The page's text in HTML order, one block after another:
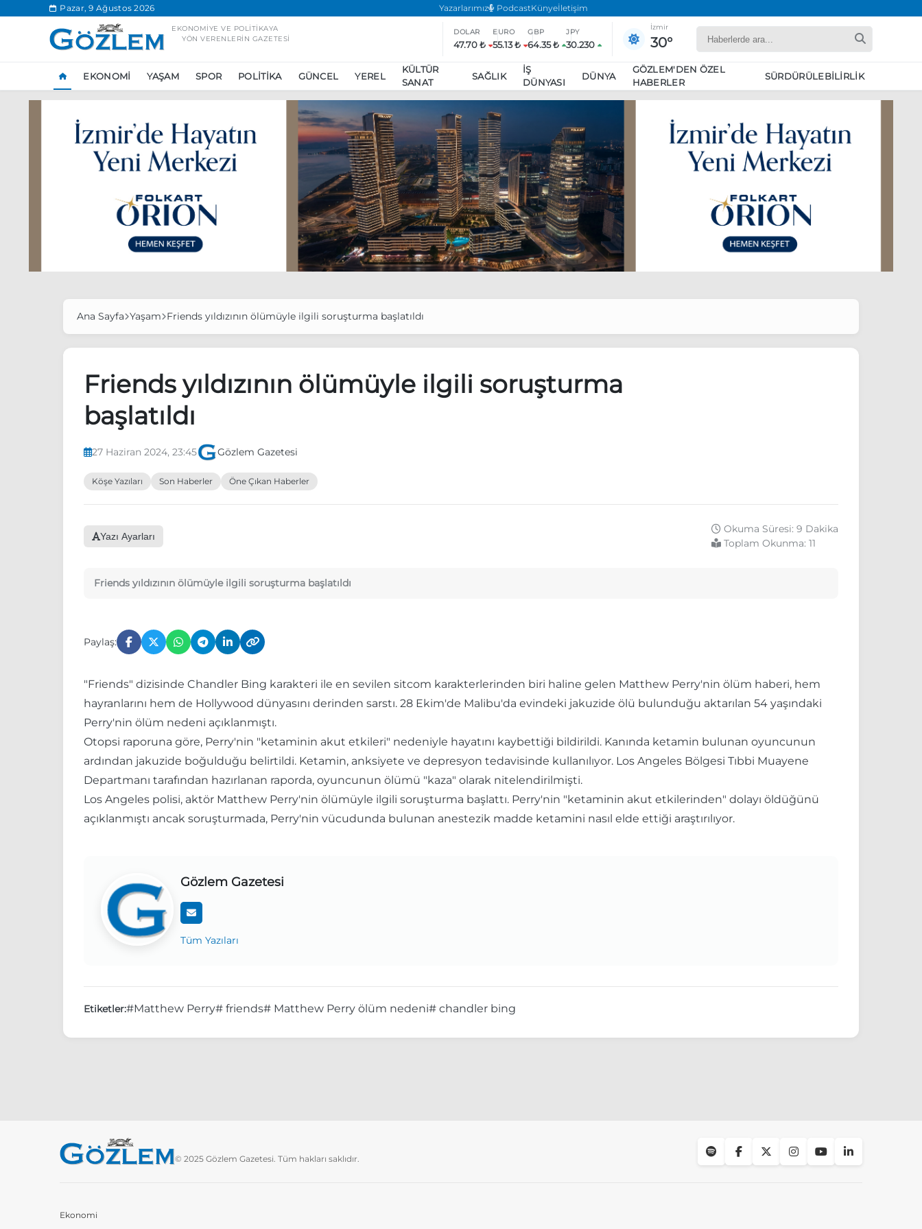
Pazar, 9 Ağustos 2026 Yazarlarımız PodcastKünyeİletişim
EKONOMIYE VE POLITIKAYA
YÖN VERENLERIN GAZETESI
DOLAR
47.70 ₺
EURO
55.13 ₺
GBP
64.35 ₺
JPY
30.230
İzmir
30°
EKONOMI YAŞAM SPOR POLITIKA GÜNCEL YEREL
KÜLTÜR
SANAT
SAĞLIK
İŞ
DÜNYASI
DÜNYA
GÖZLEM'DEN ÖZEL
HABERLER
SÜRDÜRÜLEBILIRLIK
Ankara’da eylem yasağı uzatıldı
Özgür Özel, Ekrem İmamoğlu’nu ziyaret edecek
Ünlü çift bir etkinliğe daha katılmama kararı aldı
Boykot
Ana Sayfa Yaşam Friends yıldızının ölümüyle ilgili soruşturma başlatıldı
Friends yıldızının ölümüyle ilgili soruşturma
başlatıldı
27 Haziran 2024, 23:45 Gözlem Gazetesi
Köşe Yazıları Son Haberler Öne Çıkan Haberler
Yazı Ayarları
Okuma Süresi: 9 Dakika
Toplam Okunma: 11
Friends yıldızının ölümüyle ilgili soruşturma başlatıldı
Paylaş:
"Friends" dizisinde Chandler Bing karakteri ile en sevilen sitcom karakterlerinden biri haline gelen Matthew Perry'nin ölüm haberi, hem
hayranlarını hem de Hollywood dünyasını derinden sarstı. 28 Ekim'de Malibu'da evindeki jakuzide ölü bulunduğu aktarılan 54 yaşındaki
Perry'nin ölüm nedeni açıklanmıştı.
Otopsi raporuna göre, Perry'nin "ketaminin akut etkileri" nedeniyle hayatını kaybettiği bildirildi. Kanında ketamin bulunan oyuncunun
ardından jakuzide boğulduğu belirtildi. Ketamin, anksiyete ve depresyon tedavisinde kullanılıyor. Los Angeles Bölgesi Tıbbi Muayene
Departmanı tarafından hazırlanan raporda, oyuncunun ölümü "kaza" olarak nitelendirilmişti.
Los Angeles polisi, aktör Matthew Perry'nin ölümüyle ilgili soruşturma başlattı. Perry'nin "ketaminin akut etkilerinden" dolayı öldüğünü
açıklanmıştı ancak soruşturmada, Perry'nin vücudunda bulunan anestezik madde ketamini nasıl elde ettiği araştırılıyor.
Gözlem Gazetesi
Tüm Yazıları
Etiketler:#Matthew Perry# friends# Matthew Perry ölüm nedeni# chandler bing
© 2025 Gözlem Gazetesi. Tüm hakları saklıdır.
Ekonomi